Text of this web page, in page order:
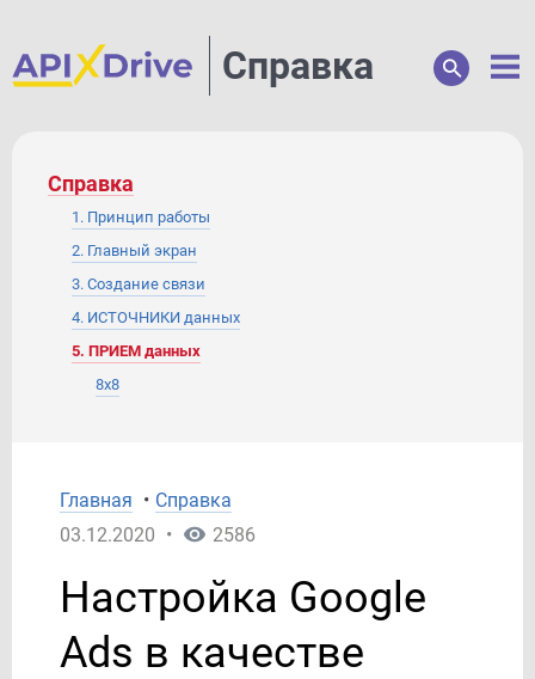
Справка
Справка
1. Принцип работы
2. Главный экран
3. Создание связи
4. ИСТОЧНИКИ данных
5. ПРИЕМ данных
8x8
Afilnet
AirTable
AlphaSMS
Amazon DynamoDB
Главная • Справка
03.12.2020 • 2586
Настройка Google
Ads в качестве